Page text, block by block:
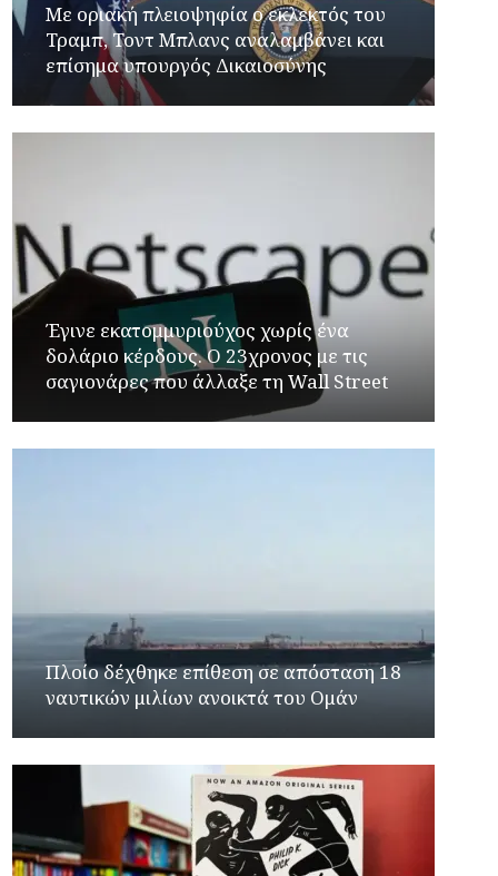
Με οριακή πλειοψηφία ο εκλεκτός του
Τραμπ, Τοντ Μπλανς αναλαμβάνει και
επίσημα υπουργός Δικαιοσύνης
Έγινε εκατομμυριούχος χωρίς ένα
δολάριο κέρδους. Ο 23χρονος με τις
σαγιονάρες που άλλαξε τη Wall Street
Πλοίο δέχθηκε επίθεση σε απόσταση 18
ναυτικών μιλίων ανοικτά του Ομάν